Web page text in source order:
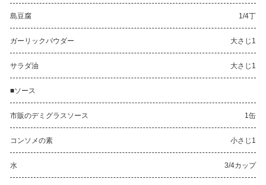
島豆腐 1/4丁
ガーリックパウダー 大さじ1
サラダ油 大さじ1
■ソース
市販のデミグラスソース 1缶
コンソメの素 小さじ1
水 3/4カップ